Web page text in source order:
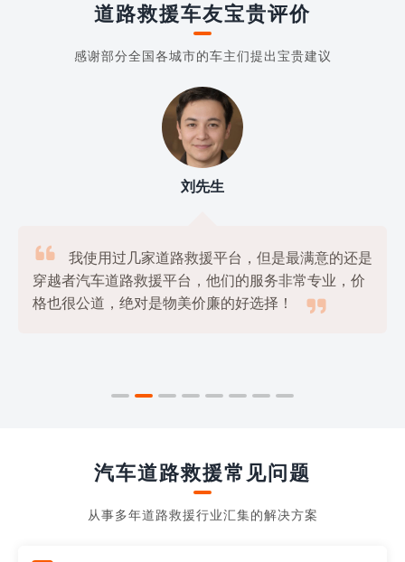
道路救援车友宝贵评价
感谢部分全国各城市的车主们提出宝贵建议
刘先生

我使用过几家道路救援平台，但是最满意的还是
穿越者汽车道路救援平台，他们的服务非常专业，价
格也很公道，绝对是物美价廉的好选择！

汽车道路救援常见问题
从事多年道路救援行业汇集的解决方案